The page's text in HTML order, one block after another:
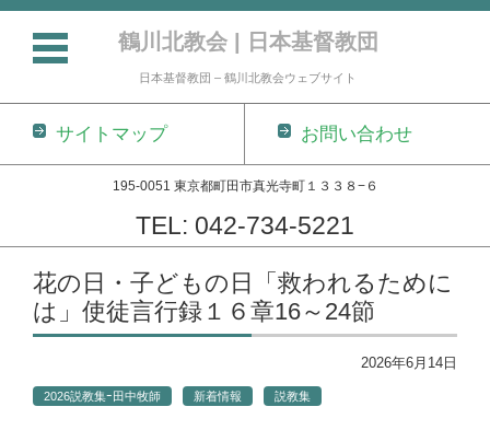
鶴川北教会 | 日本基督教団
日本基督教団 – 鶴川北教会ウェブサイト
サイトマップ お問い合わせ
195-0051 東京都町田市真光寺町１３３８−６
TEL: 042-734-5221
コンテンツに移動
花の日・子どもの日「救われるために
は」使徒言行録１６章16～24節
2026年6月14日
2026説教集ｰ田中牧師 新着情報 説教集